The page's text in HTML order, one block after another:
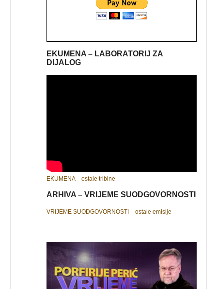
EKUMENA – LABORATORIJ ZA
DIJALOG
EKUMENA – ostale tribine
ARHIVA – VRIJEME SUODGOVORNOSTI
VRIJEME SUODGOVORNOSTI – ostale emisije